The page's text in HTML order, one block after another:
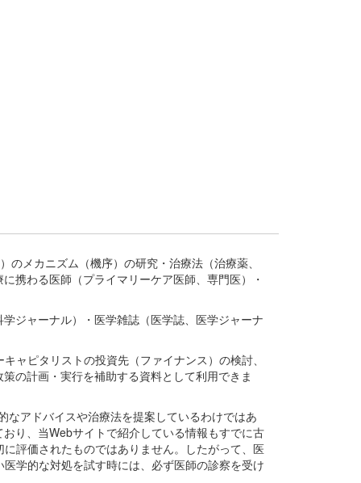
メカニズム（機序）の研究・治療法（治療薬、
携わる医師（プライマリーケア医師、専門医）・
ジャーナル）・医学雑誌（医学誌、医学ジャーナ
ャピタリストの投資先（ファイナンス）の検討、
の計画・実行を補助する資料として利用できま
アドバイスや治療法を提案しているわけではあ
り、当Webサイトで紹介している情報もすでに古
評価されたものではありません。したがって、医
学的な対処を試す時には、必ず医師の診察を受け